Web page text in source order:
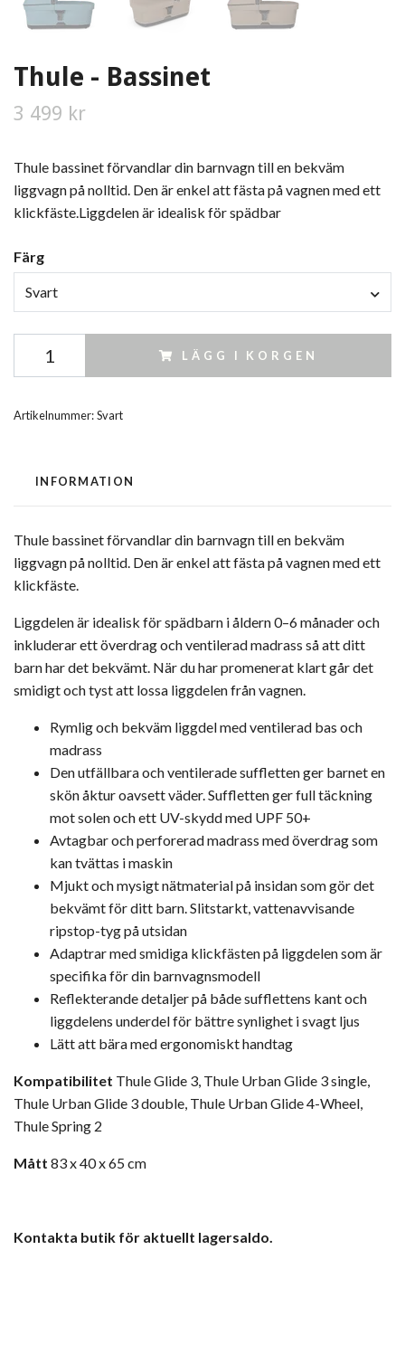
Thule - Bassinet
3 499 kr
Thule bassinet förvandlar din barnvagn till en bekväm
liggvagn på nolltid. Den är enkel att fästa på vagnen med ett
klickfäste.Liggdelen är idealisk för spädbar
Färg
Svart
LÄGG I KORGEN
Artikelnummer:Svart
INFORMATION
Thule bassinet förvandlar din barnvagn till en bekväm
liggvagn på nolltid. Den är enkel att fästa på vagnen med ett
klickfäste.
Liggdelen är idealisk för spädbarn i åldern 0–6 månader och
inkluderar ett överdrag och ventilerad madrass så att ditt
barn har det bekvämt. När du har promenerat klart går det
smidigt och tyst att lossa liggdelen från vagnen.
Rymlig och bekväm liggdel med ventilerad bas och
madrass
Den utfällbara och ventilerade suffletten ger barnet en
skön åktur oavsett väder. Suffletten ger full täckning
mot solen och ett UV-skydd med UPF 50+
Avtagbar och perforerad madrass med överdrag som
kan tvättas i maskin
Mjukt och mysigt nätmaterial på insidan som gör det
bekvämt för ditt barn. Slitstarkt, vattenavvisande
ripstop-tyg på utsidan
Adaptrar med smidiga klickfästen på liggdelen som är
specifika för din barnvagnsmodell
Reflekterande detaljer på både sufflettens kant och
liggdelens underdel för bättre synlighet i svagt ljus
Lätt att bära med ergonomiskt handtag
Kompatibilitet Thule Glide 3, Thule Urban Glide 3 single,
Thule Urban Glide 3 double, Thule Urban Glide 4-Wheel,
Thule Spring 2
Mått 83 x 40 x 65 cm
Kontakta butik för aktuellt lagersaldo.